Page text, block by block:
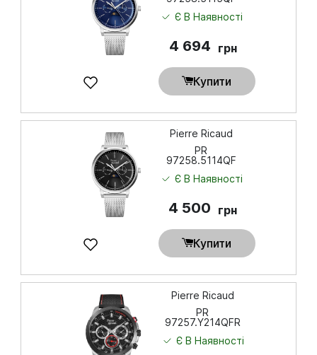
Є В Наявності
4 694 грн
Купити
Pierre Ricaud
PR
97258.5114QF
Є В Наявності
4 500 грн
Купити
Pierre Ricaud
PR
97257.Y214QFR
Є В Наявності